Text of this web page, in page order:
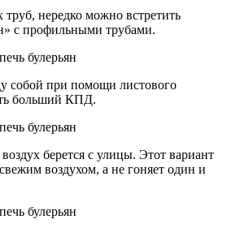
нередко можно встретить
с профильными трубами.
собой при помощи листового
больший КПД.
берется с улицы. Этот вариант
воздухом, а не гоняет один и